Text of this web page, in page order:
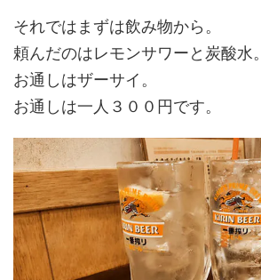
それではまずは飲み物から。
頼んだのはレモンサワーと炭酸水。
お通しはザーサイ。
お通しは一人３００円です。